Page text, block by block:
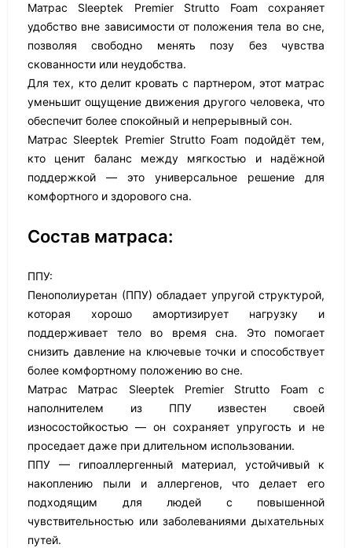
Матрас Sleeptek Premier Strutto Foam сохраняет
удобство вне зависимости от положения тела во сне,
позволяя свободно менять позу без чувства
скованности или неудобства.
Для тех, кто делит кровать с партнером, этот матрас
уменьшит ощущение движения другого человека, что
обеспечит более спокойный и непрерывный сон.
Матрас Sleeptek Premier Strutto Foam подойдёт тем,
кто ценит баланс между мягкостью и надёжной
поддержкой — это универсальное решение для
комфортного и здорового сна.
Состав матраса:
ППУ:
Пенополиуретан (ППУ) обладает упругой структурой,
которая хорошо амортизирует нагрузку и
поддерживает тело во время сна. Это помогает
снизить давление на ключевые точки и способствует
более комфортному положению во сне.
Матрас Матрас Sleeptek Premier Strutto Foam с
наполнителем из ППУ известен своей
износостойкостью — он сохраняет упругость и не
проседает даже при длительном использовании.
ППУ — гипоаллергенный материал, устойчивый к
накоплению пыли и аллергенов, что делает его
подходящим для людей с повышенной
чувствительностью или заболеваниями дыхательных
путей.